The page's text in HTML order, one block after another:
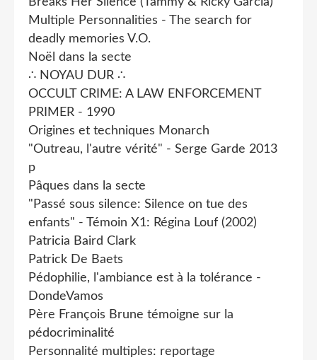
Multiple Personnalities - The search for
deadly memories V.O.
Noël dans la secte
∴ NOYAU DUR ∴
OCCULT CRIME: A LAW ENFORCEMENT
PRIMER - 1990
Origines et techniques Monarch
"Outreau, l'autre vérité" - Serge Garde 2013
p
Pâques dans la secte
"Passé sous silence: Silence on tue des
enfants" - Témoin X1: Régina Louf (2002)
Patricia Baird Clark
Patrick De Baets
Pédophilie, l'ambiance est à la tolérance -
DondeVamos
Père François Brune témoigne sur la
pédocriminalité
Personnalité multiples: reportage